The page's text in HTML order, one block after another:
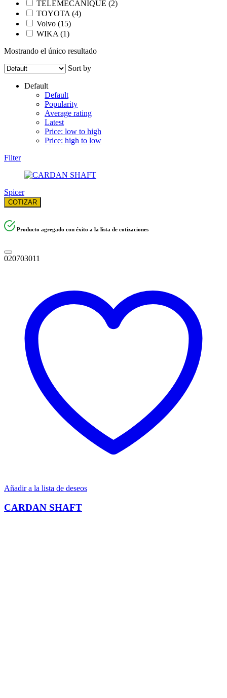
TELEMECANIQUE (2)
TOYOTA (4)
Volvo (15)
WIKA (1)
Mostrando el único resultado
Sort by
Default
Default
Popularity
Average rating
Latest
Price: low to high
Price: high to low
Filter
Spicer
COTIZAR
Producto agregado con éxito a la lista de cotizaciones
020703011
Añadir a la lista de deseos
CARDAN SHAFT